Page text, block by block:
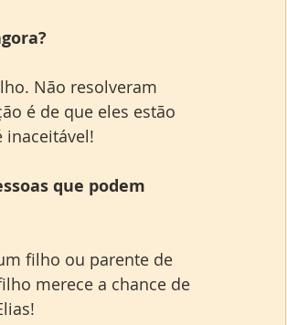
Não resolveram
é de que eles estão
que podem
filho ou parente de
merece a chance de